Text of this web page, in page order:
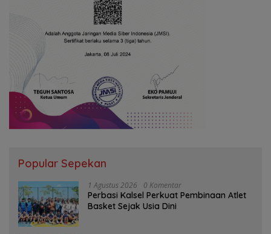
Popular Sepekan
1 Agustus 2026 0 Komentar
Perbasi Kalsel Perkuat Pembinaan Atlet
Basket Sejak Usia Dini